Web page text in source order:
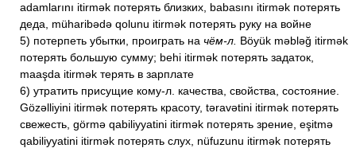
adamlarını itirmək потерять близких, babasını itirmək потерять
деда, müharibədə qolunu itirmək потерять руку на войне
5) потерпеть убытки, проиграть на чём-л. Böyük məbləğ itirmək
потерять большую сумму; behi itirmək потерять задаток,
maaşda itirmək терять в зарплате
6) утратить присущие кому-л. качества, свойства, состояние.
Gözəlliyini itirmək потерять красоту, təravətini itirmək потерять
свежесть, görmə qabiliyyatini itirmək потерять зрение, eşitmə
qabiliyyatini itirmək потерять слух, nüfuzunu itirmək потерять